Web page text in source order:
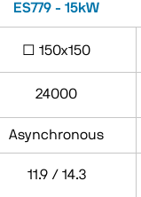
ES779 - 15kW
□ 150x150
24000
Asynchronous
11.9 / 14.3